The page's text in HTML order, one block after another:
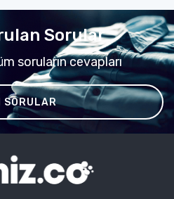
Sorular
soruların cevapları
SORULAR